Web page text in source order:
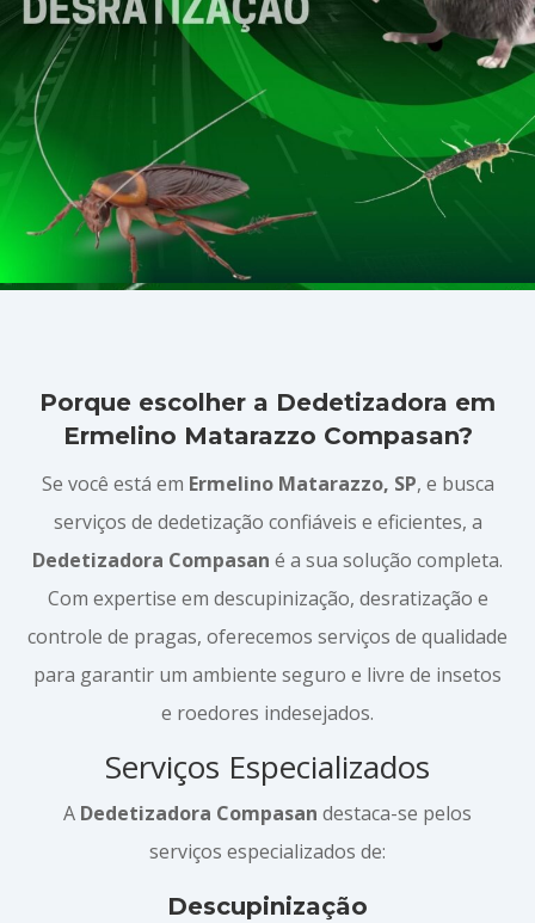
Porque escolher a Dedetizadora em
Ermelino Matarazzo Compasan?
Se você está em Ermelino Matarazzo, SP, e busca
serviços de dedetização confiáveis e eficientes, a
Dedetizadora Compasan é a sua solução completa.
Com expertise em descupinização, desratização e
controle de pragas, oferecemos serviços de qualidade
para garantir um ambiente seguro e livre de insetos
e roedores indesejados.
Serviços Especializados
A Dedetizadora Compasan destaca-se pelos
serviços especializados de:
Descupinização